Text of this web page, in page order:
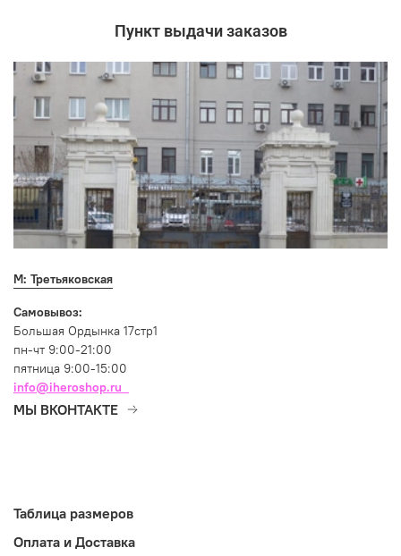
Пункт выдачи заказов
М: Третьяковская
Самовывоз:
Большая Ордынка 17стр1
пн-чт 9:00-21:00
пятница 9:00-15:00
info@iheroshop.ru
МЫ ВКОНТАКТЕ
Таблица размеров
Оплата и Доставка